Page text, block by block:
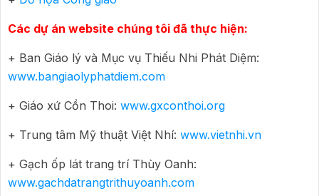
Các dự án website chúng tôi đã thực hiện:
+ Ban Giáo lý và Mục vụ Thiếu Nhi Phát Diệm:
www.bangiaolyphatdiem.com
+ Giáo xứ Cồn Thoi: www.gxconthoi.org
+ Trung tâm Mỹ thuật Việt Nhí: www.vietnhi.vn
+ Gạch ốp lát trang trí Thùy Oanh:
www.gachdatrangtrithuyoanh.com